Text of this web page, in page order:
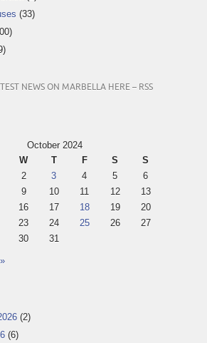
(33)
NEWS ON MARBELLA HERE – RSS
October 2024
W T F S
S
2 3 4 5
6
9 10 11 12
13
16 17 18 19
20
23 24 25 26
27
30 31
(2)
(6)